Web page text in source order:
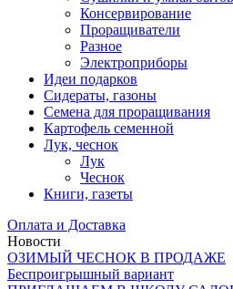
Консервирование
Проращиватели
Разное
Электроприборы
Идеи подарков
Сидераты, газоны
Семена для проращивания
Картофель семенной
Лук, чеснок
Лук
Чеснок
Книги, газеты
Оплата и Доставка
Новости
ОЗИМЫЙ ЧЕСНОК В ПРОДАЖЕ
Беспроигрышный вариант